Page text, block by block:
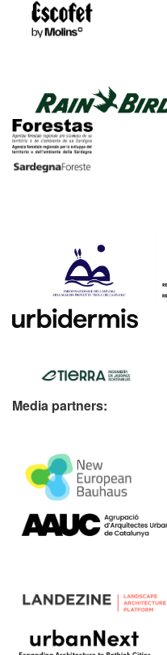
Media partners: